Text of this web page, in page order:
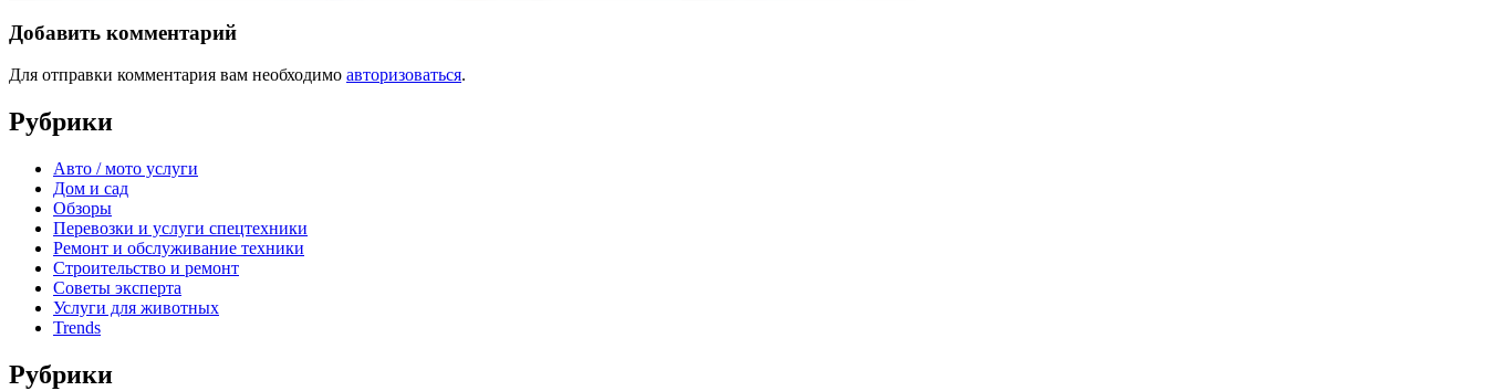
Добавить комментарий
Для отправки комментария вам необходимо авторизоваться.
Рубрики
Авто / мото услуги
Дом и сад
Обзоры
Перевозки и услуги спецтехники
Ремонт и обслуживание техники
Строительство и ремонт
Советы эксперта
Услуги для животных
Trends
Рубрики